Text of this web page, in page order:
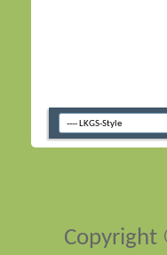
Copyright